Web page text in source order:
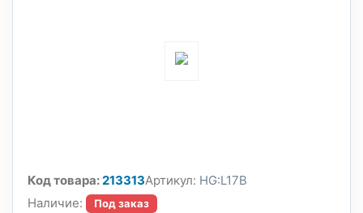
Код товара:213313Артикул: HG:L17B
Наличие:
Под заказ